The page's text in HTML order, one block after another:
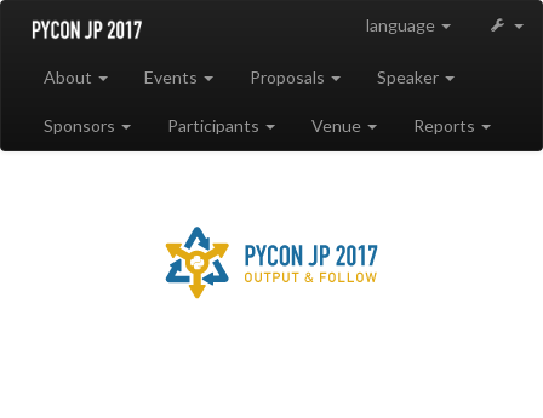
language
About Events Proposals Speaker
Sponsors Participants Venue Reports